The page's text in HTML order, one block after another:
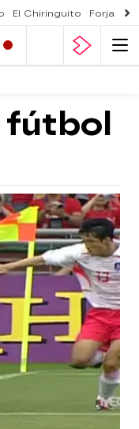
El Chiringuito Forjado
fútbol